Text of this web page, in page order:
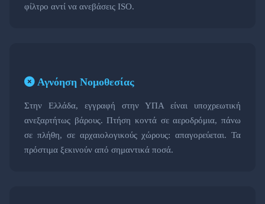
φίλτρο αντί να ανεβάσεις ISO.
Αγνόηση Νομοθεσίας
Στην Ελλάδα, εγγραφή στην ΥΠΑ είναι υποχρεωτική
ανεξαρτήτως βάρους. Πτήση κοντά σε αεροδρόμια, πάνω
σε πλήθη, σε αρχαιολογικούς χώρους: απαγορεύεται. Τα
πρόστιμα ξεκινούν από σημαντικά ποσά.